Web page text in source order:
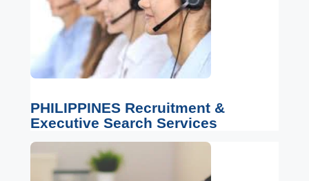
PHILIPPINES Recruitment &
Executive Search Services